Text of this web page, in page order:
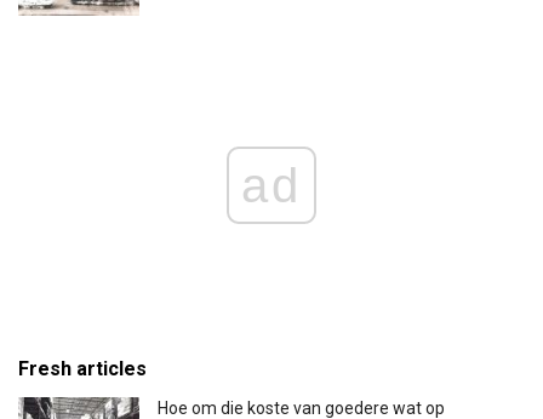
ad
Fresh articles
Hoe om die koste van goedere wat op